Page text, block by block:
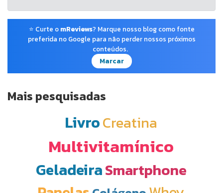
⭐ Curte o mReviews? Marque nosso blog como fonte
preferida no Google para não perder nossos próximos
conteúdos.
Marcar
Mais pesquisadas
LivroCreatina
Multivitamínico
GeladeiraSmartphone